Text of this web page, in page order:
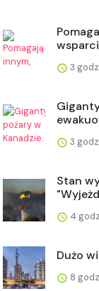
3
3
Stan
4
Dużo
8